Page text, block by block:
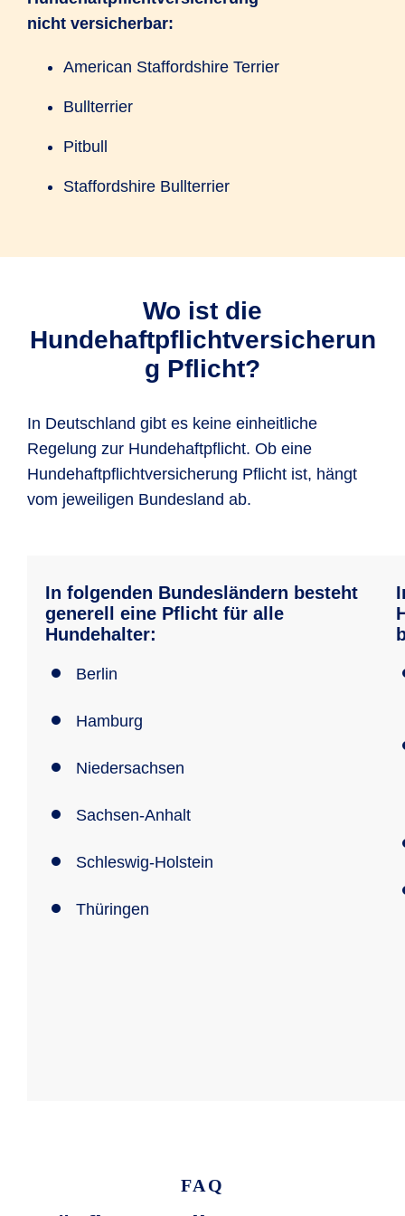
nicht versicherbar:
American Staffordshire Terrier
Bullterrier
Pitbull
Staffordshire Bullterrier
Wo ist die
Hundehaftpflichtversicherun
g Pflicht?
In Deutschland gibt es keine einheitliche
Regelung zur Hundehaftpflicht. Ob eine
Hundehaftpflichtversicherung Pflicht ist, hängt
vom jeweiligen Bundesland ab.
In folgenden Bundesländern besteht
generell eine Pflicht für alle
Hundehalter:
Berlin
Hamburg
Niedersachsen
Sachsen-Anhalt
Schleswig-Holstein
Thüringen
FAQ